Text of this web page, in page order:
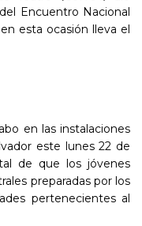
Encuentro Nacional
esta ocasión lleva el
en las instalaciones
este lunes 22 de
de que los jóvenes
preparadas por los
pertenecientes al